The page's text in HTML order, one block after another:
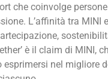
che coinvolge
L’affinità tra
è il claim di MINI,
nel migliore